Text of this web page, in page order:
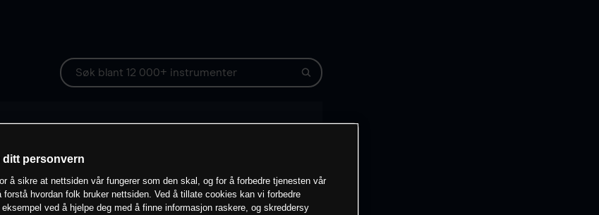
personvern
å sikre at nettsiden vår fungerer som den skal, og for å forbedre tjenesten vår
forstå hvordan folk bruker nettsiden. Ved å tillate cookies kan vi forbedre
ved å hjelpe deg med å finne informasjon raskere, og skreddersy